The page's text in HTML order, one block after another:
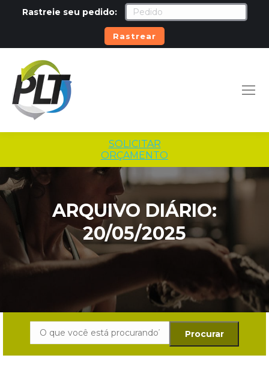
Rastreie seu pedido:
Rastrear
SOLICITAR
ORÇAMENTO
ARQUIVO DIÁRIO:
20/05/2025
Search: